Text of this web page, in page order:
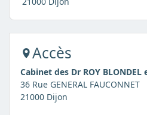
Accès
Cabinet des Dr ROY BLONDEL
36 Rue GENERAL FAUCONNET
21000 Dijon